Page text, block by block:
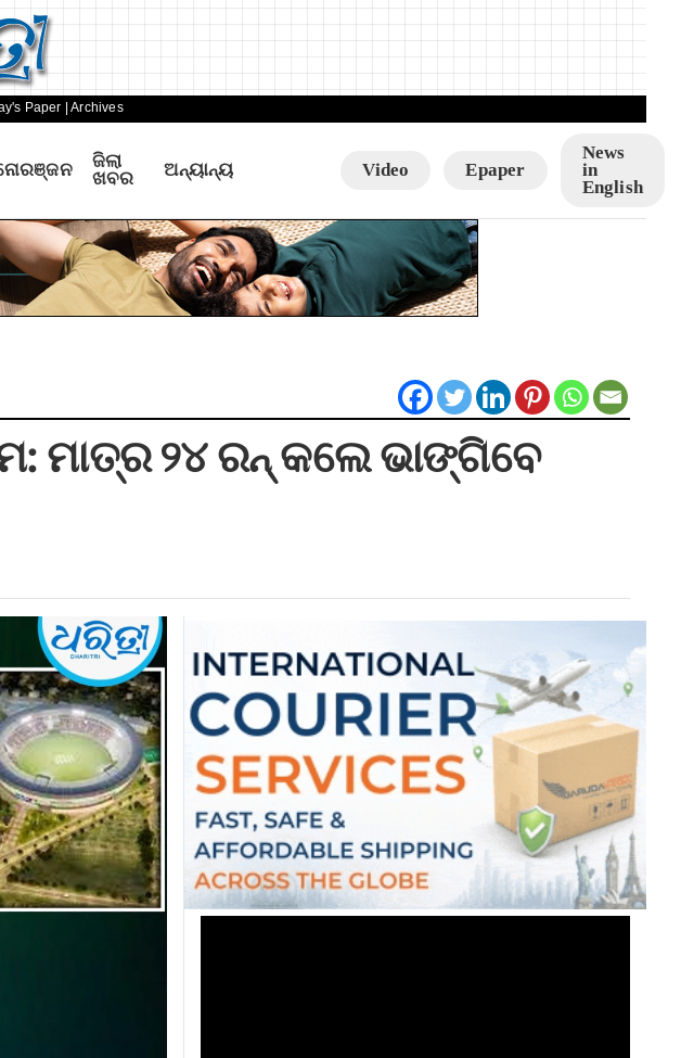
Paper | Archives
ଜିଲା
ଖବର
ଅନ୍ୟାନ୍ୟ Video Epaper
News
in
English
ମାତ୍ର ୨୪ ରନ୍‌ କଲେ ଭାଙ୍ଗିବେ